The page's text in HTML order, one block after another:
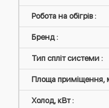
Робота на обігрів :
Бренд :
Тип спліт системи :
Площа приміщення,
Холод, кВт :